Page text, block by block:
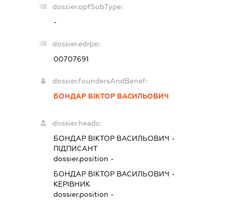
dossier.opfSubType:
-
dossier.edrpo:
00707691
dossier.foundersAndBenef:
БОНДАР ВІКТОР ВАСИЛЬОВИЧ
dossier.heads:
БОНДАР ВІКТОР ВАСИЛЬОВИЧ -
ПІДПИСАНТ
dossier.position -
БОНДАР ВІКТОР ВАСИЛЬОВИЧ -
КЕРІВНИК
dossier.position -